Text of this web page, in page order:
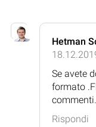
Hetman
Se avete
formato
commenti.
Rispondi